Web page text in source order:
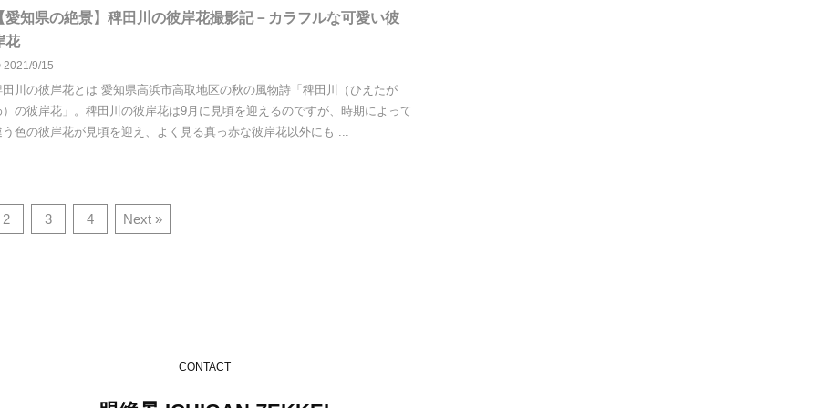
愛知県の絶景】稗田川の彼岸花撮影記－カラフルな可愛い彼
花
2021/9/15
田川の彼岸花とは 愛知県高浜市高取地区の秋の風物詩「稗田川（ひえたが
）の彼岸花」。稗田川の彼岸花は9月に見頃を迎えるのですが、時期によって
う色の彼岸花が見頃を迎え、よく見る真っ赤な彼岸花以外にも ...
2 3 4 Next »
CONTACT